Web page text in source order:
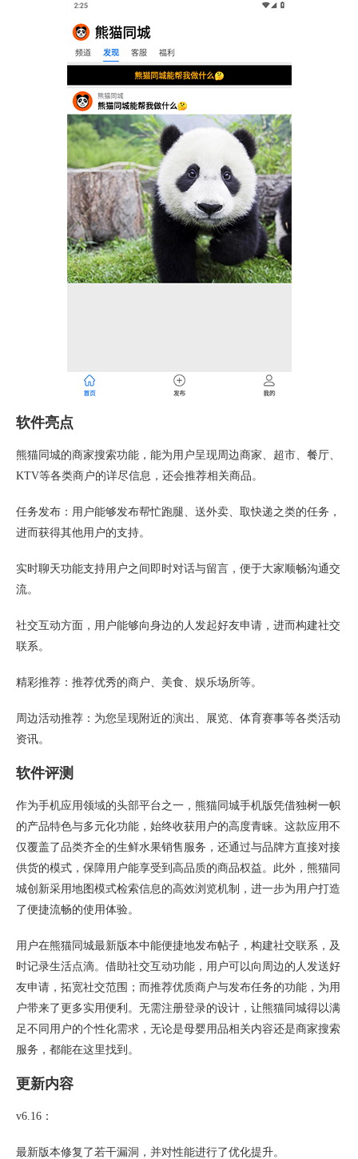
软件亮点
熊猫同城的商家搜索功能，能为用户呈现周边商家、超市、餐厅、
KTV等各类商户的详尽信息，还会推荐相关商品。
任务发布：用户能够发布帮忙跑腿、送外卖、取快递之类的任务，
进而获得其他用户的支持。
实时聊天功能支持用户之间即时对话与留言，便于大家顺畅沟通交
流。
社交互动方面，用户能够向身边的人发起好友申请，进而构建社交
联系。
精彩推荐：推荐优秀的商户、美食、娱乐场所等。
周边活动推荐：为您呈现附近的演出、展览、体育赛事等各类活动
资讯。
软件评测
作为手机应用领域的头部平台之一，熊猫同城手机版凭借独树一帜
的产品特色与多元化功能，始终收获用户的高度青睐。这款应用不
仅覆盖了品类齐全的生鲜水果销售服务，还通过与品牌方直接对接
供货的模式，保障用户能享受到高品质的商品权益。此外，熊猫同
城创新采用地图模式检索信息的高效浏览机制，进一步为用户打造
了便捷流畅的使用体验。
用户在熊猫同城最新版本中能便捷地发布帖子，构建社交联系，及
时记录生活点滴。借助社交互动功能，用户可以向周边的人发送好
友申请，拓宽社交范围；而推荐优质商户与发布任务的功能，为用
户带来了更多实用便利。无需注册登录的设计，让熊猫同城得以满
足不同用户的个性化需求，无论是母婴用品相关内容还是商家搜索
服务，都能在这里找到。
更新内容
v6.16：
最新版本修复了若干漏洞，并对性能进行了优化提升。